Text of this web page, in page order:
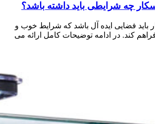
چه شرایطی باید داشته باشد؟
باید فضایی ایده آل باشد که شرایط خوب و
کند. در ادامه توضیحات کامل ارائه می